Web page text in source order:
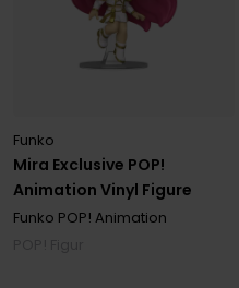
Mira Exclusive POP!
Animation Vinyl Figure
Funko
Funko POP! Animation